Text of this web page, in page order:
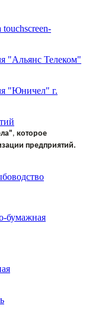
"Альянс Телеком"
"Юничел" г.
, которое
предприятий.
бумажная